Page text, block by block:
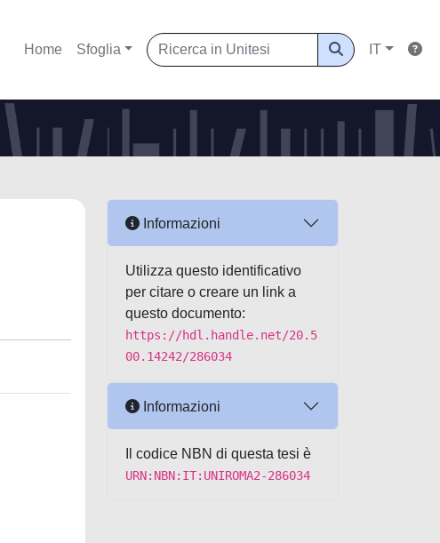
Home Sfoglia IT
Informazioni
Utilizza questo identificativo
per citare o creare un link a
questo documento:
https://hdl.handle.net/20.5
00.14242/286034
Informazioni
Il codice NBN di questa tesi è
URN:NBN:IT:UNIROMA2-286034